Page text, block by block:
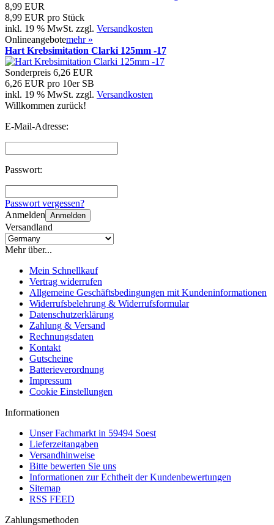
8,99 EUR
8,99 EUR pro Stück
inkl. 19 % MwSt. zzgl. Versandkosten
Onlineangebotemehr »
Hart Krebsimitation Clarki 125mm -17
Sonderpreis 6,26 EUR
6,26 EUR pro 10er SB
inkl. 19 % MwSt. zzgl. Versandkosten
Willkommen zurück!
E-Mail-Adresse:
Passwort:
Passwort vergessen?
Anmelden Anmelden
Versandland
Mehr über...
Mein Schnellkauf
Vertrag widerrufen
Allgemeine Geschäftsbedingungen mit Kundeninformationen
Widerrufsbelehrung & Widerrufsformular
Datenschutzerklärung
Zahlung & Versand
Rechnungsdaten
Kontakt
Gutscheine
Batterieverordnung
Impressum
Cookie Einstellungen
Informationen
Unser Fachmarkt in 59494 Soest
Lieferzeitangaben
Versandhinweise
Bitte bewerten Sie uns
Informationen zur Echtheit der Kundenbewertungen
Sitemap
RSS FEED
Zahlungsmethoden